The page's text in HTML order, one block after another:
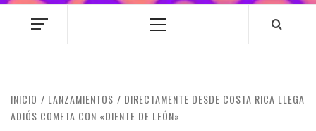
Menú
INICIO LANZAMIENTOS
DIRECTAMENTE DESDE COSTA RICA LLEGA
ADIÓS COMETA CON «DIENTE DE LEÓN»